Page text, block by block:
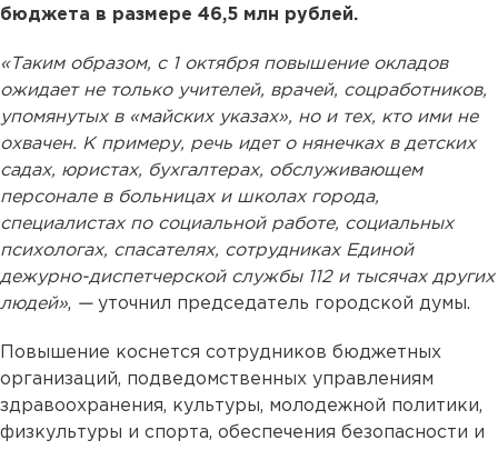
бюджета в размере 46,5 млн рублей.
«Таким образом, с 1 октября повышение окладов
ожидает не только учителей, врачей, соцработников,
упомянутых в «майских указах», но и тех, кто ими не
охвачен. К примеру, речь идет о нянечках в детских
садах, юристах, бухгалтерах, обслуживающем
персонале в больницах и школах города,
специалистах по социальной работе, социальных
психологах, спасателях, сотрудниках Единой
дежурно-диспетчерской службы 112 и тысячах других
людей», —уточнил председатель городской думы.
Повышение коснется сотрудников бюджетных
организаций, подведомственных управлениям
здравоохранения, культуры, молодежной политики,
физкультуры и спорта, обеспечения безопасности и